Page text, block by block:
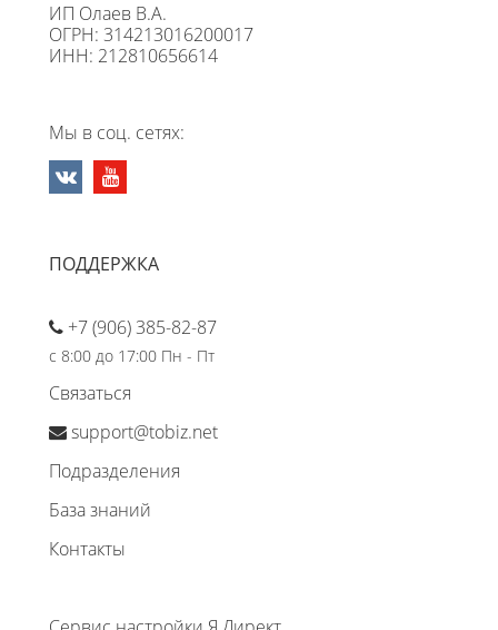
ИП Олаев В.А.
ОГРН: 314213016200017
ИНН: 212810656614
Мы в соц. сетях:
ПОДДЕРЖКА
+7 (906) 385-82-87
с 8:00 до 17:00 Пн - Пт
Связаться
support@tobiz.net
Подразделения
База знаний
Контакты